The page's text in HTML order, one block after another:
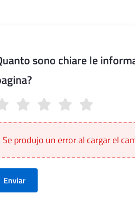
sono chiare le
Se produjo un error al cargar el
Enviar